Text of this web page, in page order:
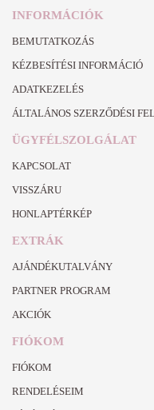
INFORMÁCIÓK
BEMUTATKOZÁS
KÉZBESÍTÉSI INFORMÁCIÓ
ADATKEZELÉS
ÁLTALÁNOS SZERZŐDÉSI
ÜGYFÉLSZOLGÁLAT
KAPCSOLAT
VISSZÁRU
HONLAPTÉRKÉP
EXTRÁK
AJÁNDÉKUTALVÁNY
PARTNER PROGRAM
AKCIÓK
FIÓKOM
FIÓKOM
RENDELÉSEIM